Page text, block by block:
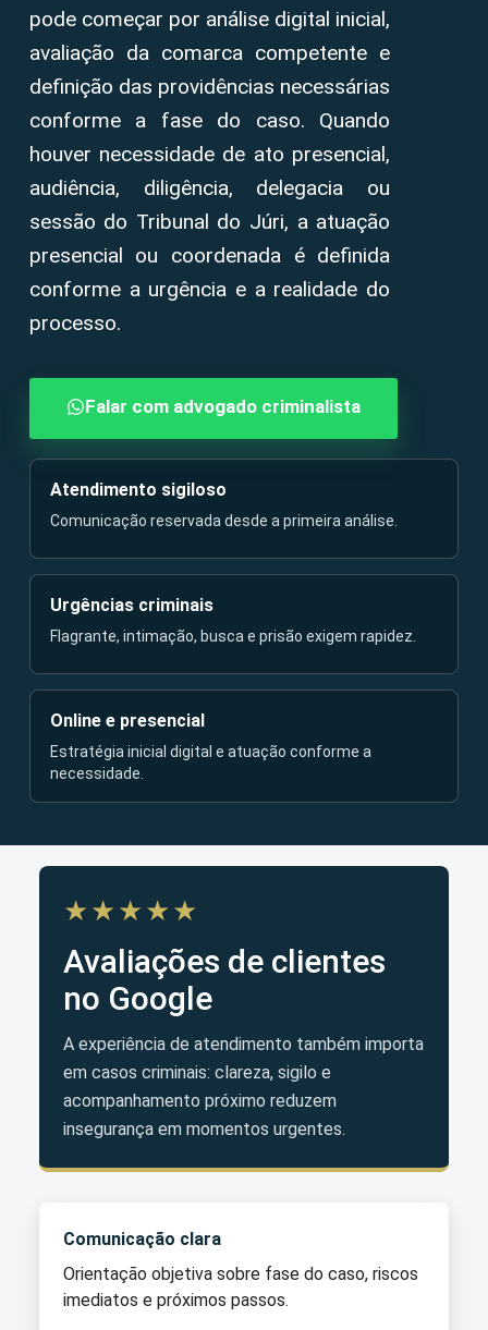
pode começar por análise digital inicial,
avaliação da comarca competente e
definição das providências necessárias
conforme a fase do caso. Quando
houver necessidade de ato presencial,
audiência, diligência, delegacia ou
sessão do Tribunal do Júri, a atuação
presencial ou coordenada é definida
conforme a urgência e a realidade do
processo.
Falar com advogado criminalista
Atendimento sigiloso
Comunicação reservada desde a primeira análise.
Urgências criminais
Flagrante, intimação, busca e prisão exigem rapidez.
Online e presencial
Estratégia inicial digital e atuação conforme a
necessidade.
★★★★★
Avaliações de clientes
no Google
A experiência de atendimento também importa
em casos criminais: clareza, sigilo e
acompanhamento próximo reduzem
insegurança em momentos urgentes.
Comunicação clara
Orientação objetiva sobre fase do caso, riscos
imediatos e próximos passos.